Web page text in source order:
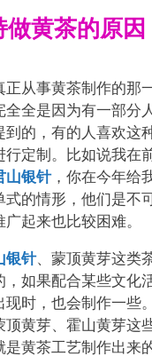
黄茶的原因
正从事黄茶制作的那
全全是因为有一部分
到的，有的人喜欢这
定制。比如说我在
山银针，你在今年给
式的情形，他们是不
起来也比较困难。
银针、蒙顶黄芽这类
，如果配合某些文化
现时，也会制作一些
顶黄芽、霍山黄芽这
是黄茶工艺制作出来